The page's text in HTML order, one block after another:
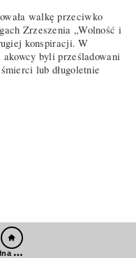
walkę przeciwko
Zrzeszenia „Wolność i
konspiracji. W
byli prześladowani
lub długoletnie
pełna wersja